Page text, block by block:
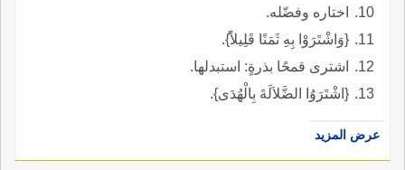
اختاره وفضّله.
{وَاشْتَرَوْا بِهِ ثَمَنًا قَلِيلاًً}.
اشترى قمحًا بذرةٍ: استبدلها.
{اشْتَرَوُا الضَّلاَلَةَ بِالْهُدَى}.
عرض المزيد